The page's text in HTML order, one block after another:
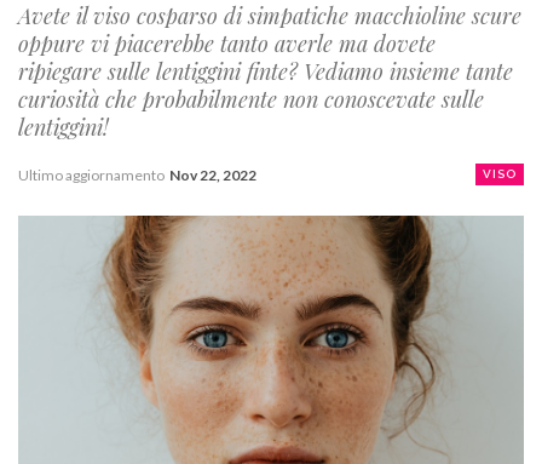
Avete il viso cosparso di simpatiche macchioline scure
oppure vi piacerebbe tanto averle ma dovete
ripiegare sulle lentiggini finte? Vediamo insieme tante
curiosità che probabilmente non conoscevate sulle
lentiggini!
VISO
Ultimo aggiornamento Nov 22, 2022